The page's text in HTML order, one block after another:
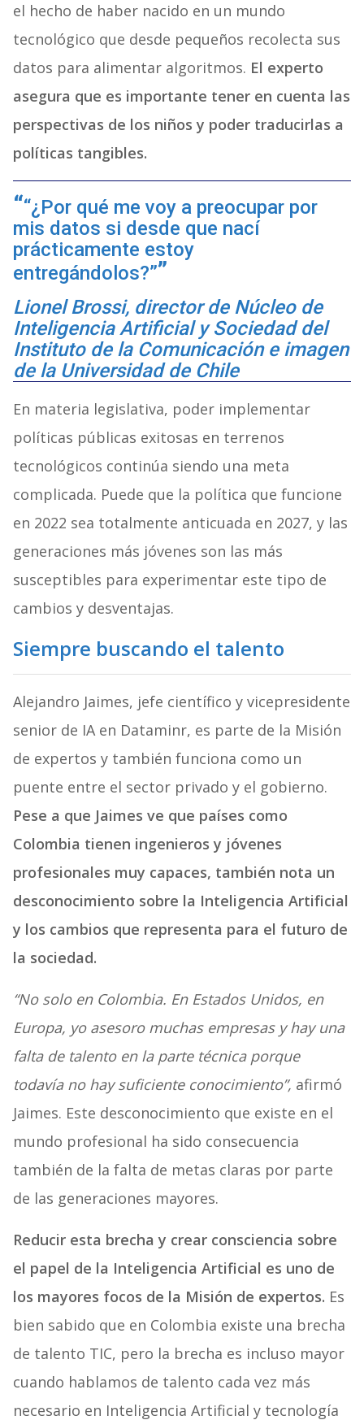
el hecho de haber nacido en un mundo
tecnológico que desde pequeños recolecta sus
datos para alimentar algoritmos. El experto
asegura que es importante tener en cuenta las
perspectivas de los niños y poder traducirlas a
políticas tangibles.
“¿Por qué me voy a preocupar por
mis datos si desde que nací
prácticamente estoy
entregándolos?”
Lionel Brossi, director de Núcleo de
Inteligencia Artificial y Sociedad del
Instituto de la Comunicación e imagen
de la Universidad de Chile
En materia legislativa, poder implementar
políticas públicas exitosas en terrenos
tecnológicos continúa siendo una meta
complicada. Puede que la política que funcione
en 2022 sea totalmente anticuada en 2027, y las
generaciones más jóvenes son las más
susceptibles para experimentar este tipo de
cambios y desventajas.
Siempre buscando el talento
Alejandro Jaimes, jefe científico y vicepresidente
senior de IA en Dataminr, es parte de la Misión
de expertos y también funciona como un
puente entre el sector privado y el gobierno.
Pese a que Jaimes ve que países como
Colombia tienen ingenieros y jóvenes
profesionales muy capaces, también nota un
desconocimiento sobre la Inteligencia Artificial
y los cambios que representa para el futuro de
la sociedad.
“No solo en Colombia. En Estados Unidos, en
Europa, yo asesoro muchas empresas y hay una
falta de talento en la parte técnica porque
todavía no hay suficiente conocimiento”, afirmó
Jaimes. Este desconocimiento que existe en el
mundo profesional ha sido consecuencia
también de la falta de metas claras por parte
de las generaciones mayores.
Reducir esta brecha y crear consciencia sobre
el papel de la Inteligencia Artificial es uno de
los mayores focos de la Misión de expertos. Es
bien sabido que en Colombia existe una brecha
de talento TIC, pero la brecha es incluso mayor
cuando hablamos de talento cada vez más
necesario en Inteligencia Artificial y tecnología